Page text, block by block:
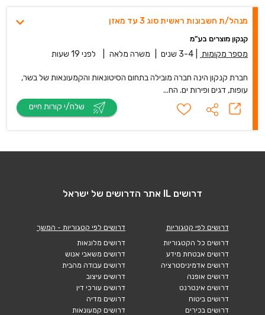
מנהל/ת חשבונות ראשית סוג 3 עד מאזן
קנקון מוצרים בע"מ
מספר מקומות 3-4 שנים משרה מלאה לפני 19 שעות
חברת קנקון הינה חברה מובילה בתחום הסיטונאות והקמעונאות של בשר,
עופות, דגים ופירות ים. הח...
דרושים IL אתר הדרושים של ישראל
דרושים לפי קטגוריות
דרושים כל הקטגוריות
דרושים אבטחת מידע
דרושים אדמיניסטרציה
דרושים אופנה
דרושים אינטרנט
דרושים ביטוח
דרושים בכירים
דרושים לפי קטגוריות - המשך
דרושים מלונאות
דרושים משאבי אנוש
דרושים עבודה מהבית
דרושים עיצוב
דרושים עורכי דין
דרושים מדיה
דרושים קמעונאות